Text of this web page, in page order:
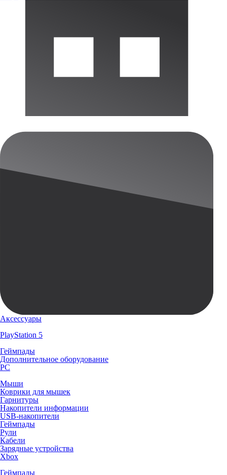
Аксессуары
PlayStation 5
Геймпады
Дополнительное оборудование
PC
Мыши
Коврики для мышек
Гарнитуры
Накопители информации
USB-накопители
Геймпады
Рули
Кабели
Зарядные устройства
Xbox
Геймпады